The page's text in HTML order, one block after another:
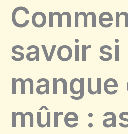
savoir si
mangue
mûre :